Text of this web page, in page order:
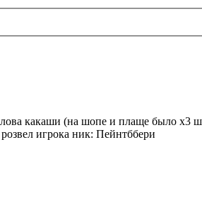
какаши (на шопе и плаще было х3
игрока ник: Пейнтббери